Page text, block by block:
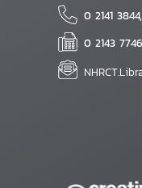
0 2141
0 2143 7746